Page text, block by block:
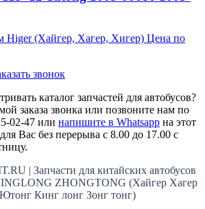
Higer (Хайгер, Хагер, Хигер) Цена по
звонок
каталог запчастей для автобусов?
заказа звонка или позвоните нам по
02-47 или напишите в Whatsapp на этот
Вас без перерыва с 8.00 до 17.00 с
| Запчасти для китайских автобусов
ZHONGTONG (Хайгер Хагер
Кинг лонг Зонг тонг)